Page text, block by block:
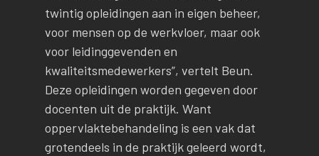
twintig opleidingen aan in eigen beheer,
voor mensen op de werkvloer, maar ook
voor leidinggevenden en
kwaliteitsmedewerkers”, vertelt Beun.
Deze opleidingen worden gegeven door
docenten uit de praktijk. Want
oppervlaktebehandeling is een vak dat
grotendeels in de praktijk geleerd wordt,